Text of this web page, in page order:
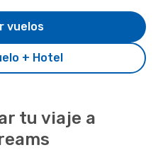
+ Hotel
vuelos
tu viaje a